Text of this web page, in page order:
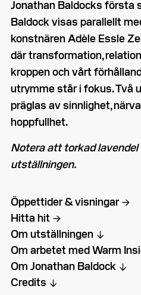
Jonathan Baldocks första
Baldock visas parallellt
konstnären Adèle Essle
där transformation,
kroppen och vårt
utrymme står i fokus. Två
präglas av sinnlighet,
hoppfullhet.
Notera att torkad
utställningen.
Öppettider & visningar
Hitta hit
Om utställningen
Om arbetet med Warm
Om Jonathan Baldock
Credits